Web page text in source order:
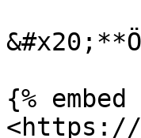
{%
<https://